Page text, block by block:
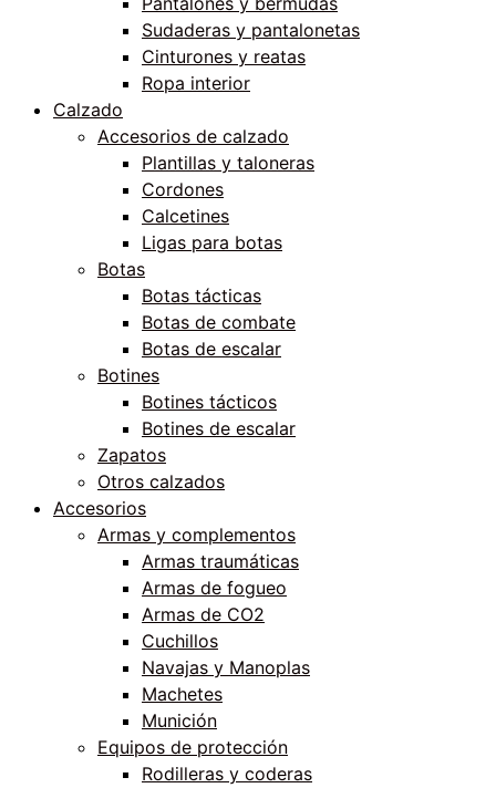
Sudaderas y pantalonetas
Cinturones y reatas
Ropa interior
Calzado
Accesorios de calzado
Plantillas y taloneras
Cordones
Calcetines
Ligas para botas
Botas
Botas tácticas
Botas de combate
Botas de escalar
Botines
Botines tácticos
Botines de escalar
Zapatos
Otros calzados
Accesorios
Armas y complementos
Armas traumáticas
Armas de fogueo
Armas de CO2
Cuchillos
Navajas y Manoplas
Machetes
Munición
Equipos de protección
Rodilleras y coderas